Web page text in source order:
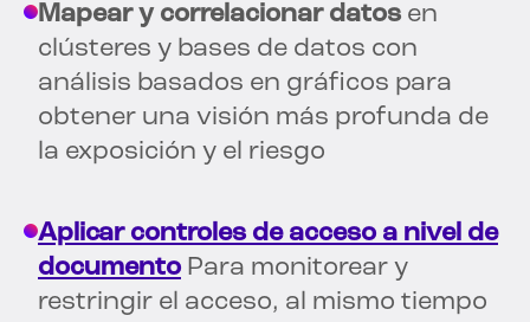
Mapear y correlacionar datos en
clústeres y bases de datos con
análisis basados en gráficos para
obtener una visión más profunda de
la exposición y el riesgo
Aplicar controles de acceso a nivel de
documento Para monitorear y
restringir el acceso, al mismo tiempo